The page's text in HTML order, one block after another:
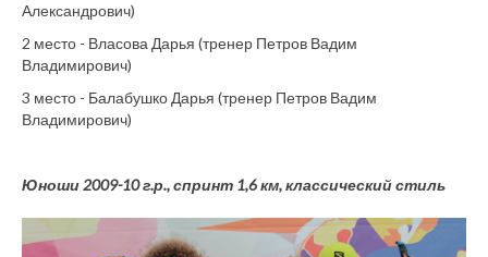
Александрович)
2 место - Власова Дарья (тренер Петров Вадим
Владимирович)
3 место - Балабушко Дарья (тренер Петров Вадим
Владимирович)
Юноши 2009-10 г.р., спринт 1,6 км, классический стиль